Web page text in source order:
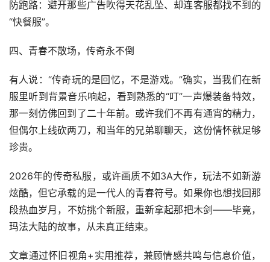
防跑路：避开那些广告吹得天花乱坠、却连客服都找不到的
“快餐服”。
四、青春不散场，传奇永不倒
有人说：“传奇玩的是回忆，不是游戏。”确实，当我们在新
服里听到背景音乐响起，看到熟悉的“叮”一声爆装备特效，
那一刻仿佛回到了二十年前。或许我们不再有通宵的精力，
但偶尔上线砍两刀，和当年的兄弟聊聊天，这份情怀就足够
珍贵。
2026年的传奇私服，或许画质不如3A大作，玩法不如新游
炫酷，但它承载的是一代人的青春符号。如果你也想找回那
段热血岁月，不妨挑个新服，重新拿起那把木剑——毕竟，
玛法大陆的故事，从未真正结束。
文章通过怀旧视角+实用推荐，兼顾情感共鸣与信息价值，